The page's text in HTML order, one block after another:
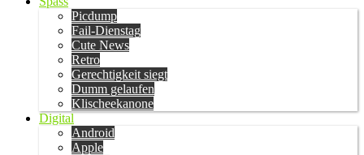
Picdump
Fail-Dienstag
Cute News
Retro
Gerechtigkeit siegt
Dumm gelaufen
Klischeekanone
Digital
Android
Apple